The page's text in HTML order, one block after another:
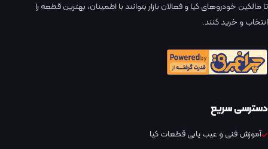
تا مالکین خودروهای کیا و فعالان بازار بتوانند با اطمینان، بهترین قطعه را
انتخاب و خرید کنند.
دسترسی سریع
آموزش فنی و عیب یابی قطعات کیا